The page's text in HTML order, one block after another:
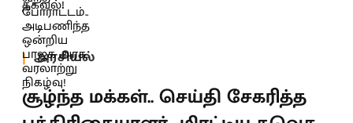
அரசியல்
சூழ்ந்த மக்கள்.. செய்தி சேகரித்த